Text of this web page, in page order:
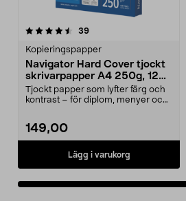
39recensioner
Kopieringspapper
Navigator Hard Cover tjockt
skrivarpapper A4 250g, 125
ark
Tjockt papper som lyfter färg och
kontrast – för diplom, menyer och
149,00
Lägg i varukorg
4.5av 5 stjärnor